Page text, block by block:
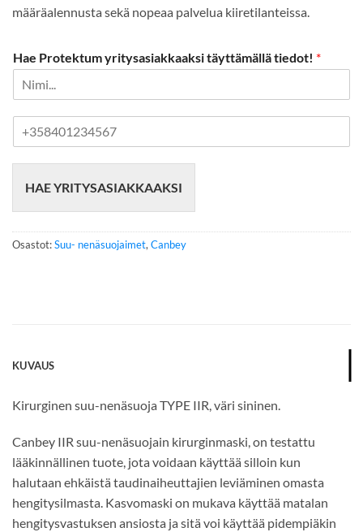
määräalennusta sekä nopeaa palvelua kiiretilanteissa.
Hae Protektum yritysasiakkaaksi täyttämällä tiedot! *
n
u
HAE YRITYSASIAKKAAKSI
Osastot:Suu- nenäsuojaimet, Canbey
KUVAUS
Kirurginen suu-nenäsuoja TYPE IIR, väri sininen.
Canbey IIR suu-nenäsuojain kirurginmaski, on testattu
lääkinnällinen tuote, jota voidaan käyttää silloin kun
halutaan ehkäistä taudinaiheuttajien leviäminen omasta
hengitysilmasta. Kasvomaski on mukava käyttää matalan
hengitysvastuksen ansiosta ja sitä voi käyttää pidempiäkin